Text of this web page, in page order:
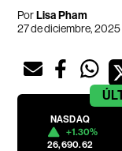
PorLisa Pham
27 de diciembre, 2025
NASDAQ
+1.30%
26,690.62